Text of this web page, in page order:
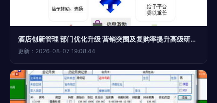
酒店创新管理 部门优化升级 营销突围及复购率提升高级研修班火热报名中
更新：2026-08-07 19:08:44